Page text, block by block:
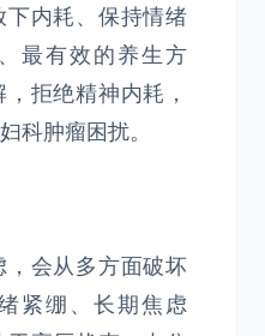
内耗、保持情绪
最有效的养生方
拒绝精神内耗，
科肿瘤困扰。
会从多方面破坏
紧绷、长期焦虑